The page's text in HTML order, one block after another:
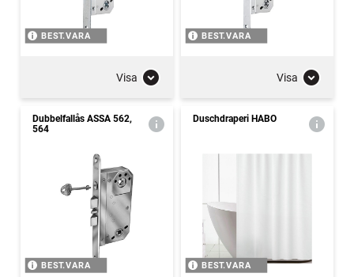
BEST.VARA
Visa
BEST.VARA
Visa
Dubbelfallås ASSA 562,
564
BEST.VARA
Duschdraperi HABO
BEST.VARA